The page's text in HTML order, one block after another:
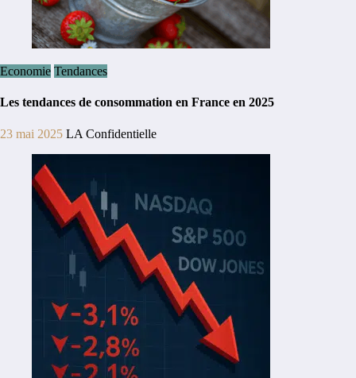
Economie Tendances
Les tendances de consommation en France en 2025
23 mai 2025 LA Confidentielle